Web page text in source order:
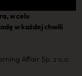
w celu
w każdej chwili
Affair Sp. z o.o.